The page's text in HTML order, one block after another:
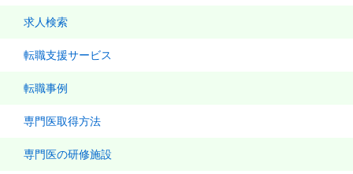
求人検索
転職支援サービス
転職事例
専門医取得方法
専門医の研修施設